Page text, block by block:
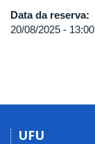
Data da reserva:
20/08/2025 - 13:00
UFU